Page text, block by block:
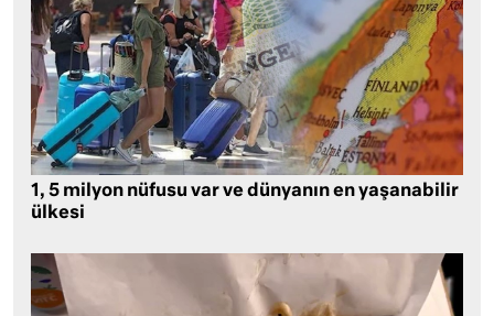
1, 5 milyon nüfusu var ve dünyanın en yaşanabilir
ülkesi